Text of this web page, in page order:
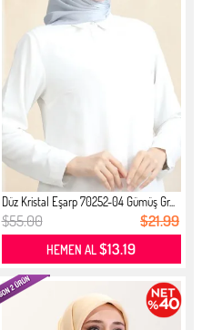
Düz Kristal Eşarp 70252-04 Gümüş Gr...
$55.00 $21.99
HEMEN AL$13.19